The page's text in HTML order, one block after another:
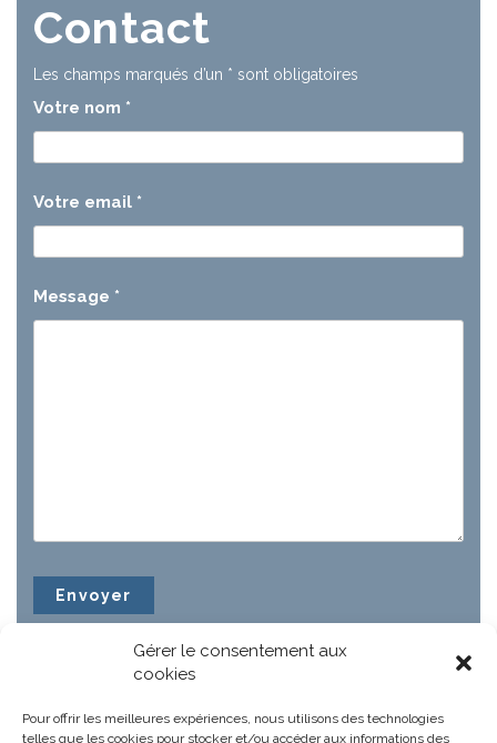
Gérer le consentement aux
cookies
Pour offrir les meilleures expériences, nous utilisons des technologies
telles que les cookies pour stocker et/ou accéder aux informations des
Contact
Les champs marqués d’un * sont obligatoires
Votre nom *
Votre email *
Message *